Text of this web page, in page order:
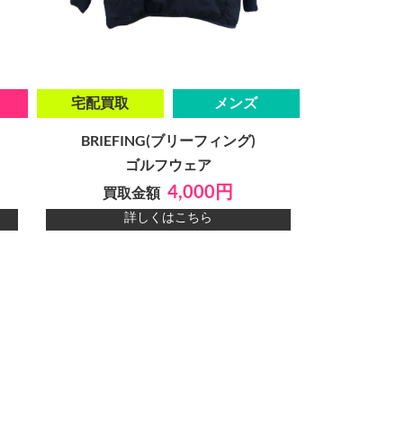
宅配買取 メンズ
BRIEFING(ブリーフィング)
ゴルフウェア
買取金額 4,000円
詳しくはこちら